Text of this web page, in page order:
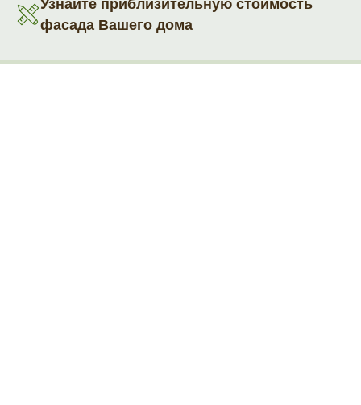
Узнайте приблизительную стоимость
фасада Вашего дома